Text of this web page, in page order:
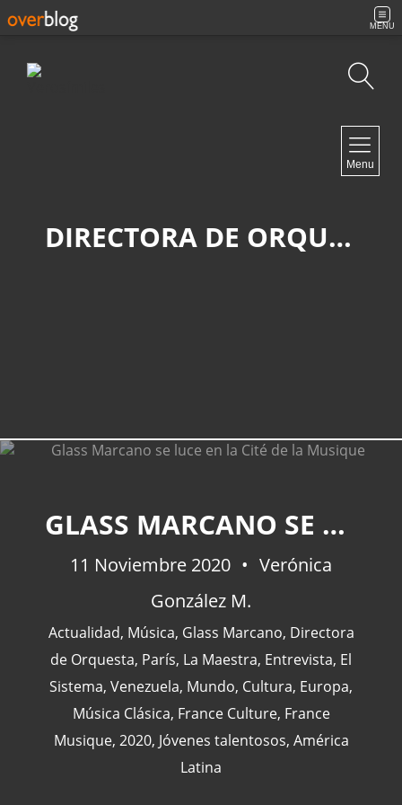
MENU
Menu
DIRECTORA DE ORQUESTA
GLASS MARCANO SE LUCE EN LA CITÉ DE LA MUSIQUE
11 Noviembre 2020
Verónica
González M.
Actualidad, Música, Glass Marcano, Directora
de Orquesta, París, La Maestra, Entrevista, El
Sistema, Venezuela, Mundo, Cultura, Europa,
Música Clásica, France Culture, France
Musique, 2020, Jóvenes talentosos, América
Latina
CATEGORÍAS
Actualidad(227)
Barcelona(47)
Europa (47)
Venezuela(43)